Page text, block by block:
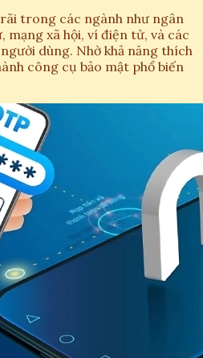
trong các ngành như ngân
mạng xã hội, ví điện tử, và các
dùng. Nhờ khả năng thích
công cụ bảo mật phổ biến